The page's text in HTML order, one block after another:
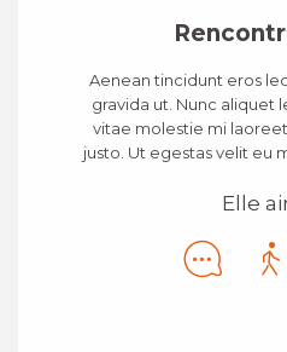
Aenean tincidunt eros
gravida ut. Nunc aliquet
vitae molestie mi
justo. Ut egestas velit eu
Elle